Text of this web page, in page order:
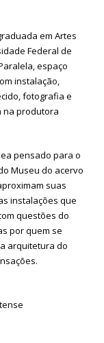
em Artes
Federal de
espaço
instalação,
fotografia e
na produtora
pensado para o
Museu do acervo
suas
instalações que
questões do
por quem se
arquitetura do